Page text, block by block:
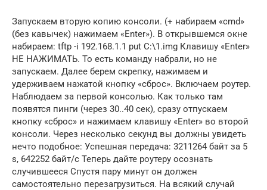
Запускаем вторую копию консоли. (+ набираем «cmd»
(без кавычек) нажимаем «Enter»). В открывшемся окне
набираем: tftp -i 192.168.1.1 put C:\1.img Клавишу «Enter»
НЕ НАЖИМАТЬ. То есть команду набрали, но не
запускаем. Далее берем скрепку, нажимаем и
удерживаем нажатой кнопку «сброс». Включаем роутер.
Наблюдаем за первой консолью. Как только там
появятся пинги (через 30..40 сек), сразу отпускаем
кнопку «сброс» и нажимаем клавишу «Enter» во второй
консоли. Через несколько секунд вы должны увидеть
нечто подобное: Успешная передача: 3211264 байт за 5
s, 642252 байт/с Теперь дайте роутеру осознать
случившееся Спустя пару минут он должен
самостоятельно перезагрузиться. На всякий случай